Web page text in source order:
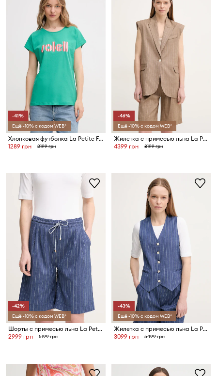
-41%
Ещё -10% с кодом WEB*
Хлопковая футболка La Petite Française TYFANY
1289 грн
2199 грн
-46%
Ещё -10% с кодом WEB*
Жилетка с примесью льна La Petite Française VALMY
4399 грн
8199 грн
-42%
Ещё -10% с кодом WEB*
Шорты с примесью льна La Petite Française SOLANGE
2999 грн
5199 грн
-43%
Ещё -10% с кодом WEB*
Жилетка с примесью льна La Petite Française GWEN
3099 грн
5499 грн